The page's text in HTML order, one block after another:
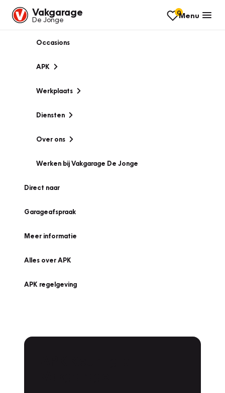
Vakgarage
De Jonge
0Menu
Occasions
APK
Werkplaats
Diensten
Over ons
Werken bij Vakgarage De Jonge
Direct naar
Garageafspraak
Meer informatie
Alles over APK
APK regelgeving